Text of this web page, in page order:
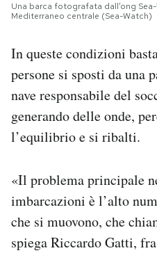
Una barca fotografata dall’ong
Mediterraneo centrale (Sea-Watch)
In queste condizioni
persone si sposti da una
nave responsabile del
generando delle onde,
l’equilibrio e si ribalti.
«Il problema principale
imbarcazioni è l’alto
che si muovono, che
spiega Riccardo Gatti,